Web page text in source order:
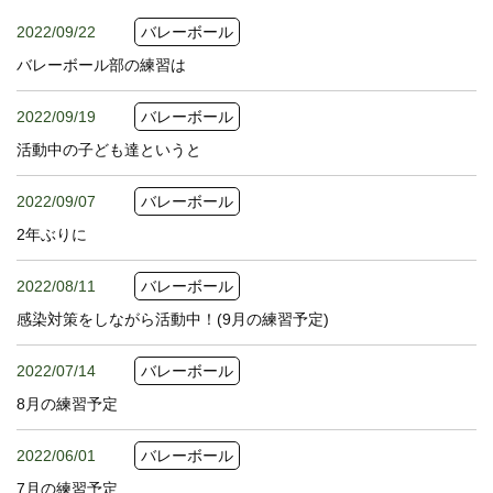
2022/09/22
バレーボール
バレーボール部の練習は
2022/09/19
バレーボール
活動中の子ども達というと
2022/09/07
バレーボール
2年ぶりに
2022/08/11
バレーボール
感染対策をしながら活動中！(9月の練習予定)
2022/07/14
バレーボール
8月の練習予定
2022/06/01
バレーボール
7月の練習予定